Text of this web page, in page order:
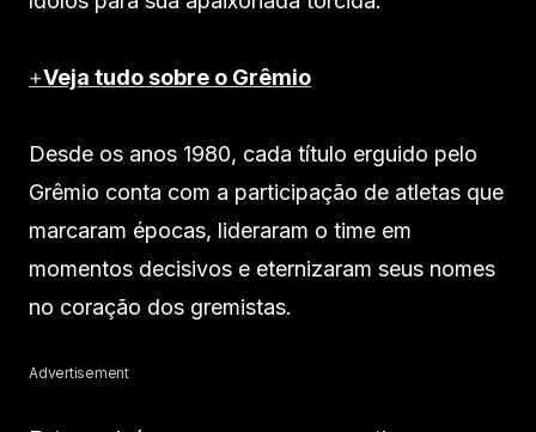
+Veja tudo sobre o Grêmio
Desde os anos 1980, cada título erguido pelo
Grêmio conta com a participação de atletas que
marcaram épocas, lideraram o time em
momentos decisivos e eternizaram seus nomes
no coração dos gremistas.
Advertisement